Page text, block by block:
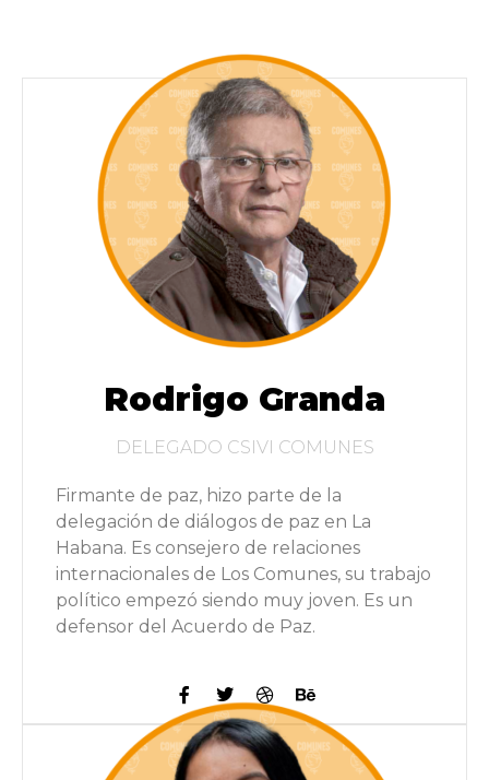
Rodrigo Granda
DELEGADO CSIVI COMUNES
Firmante de paz, hizo parte de la
delegación de diálogos de paz en La
Habana. Es consejero de relaciones
internacionales de Los Comunes, su trabajo
político empezó siendo muy joven. Es un
defensor del Acuerdo de Paz.